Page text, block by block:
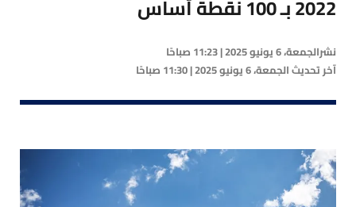
2022 بـ 100 نقطة أساس
نشرالجمعة، 6 يونيو 2025 | 11:23 صباحًا
آخر تحديثالجمعة، 6 يونيو 2025 | 11:30 صباحًا